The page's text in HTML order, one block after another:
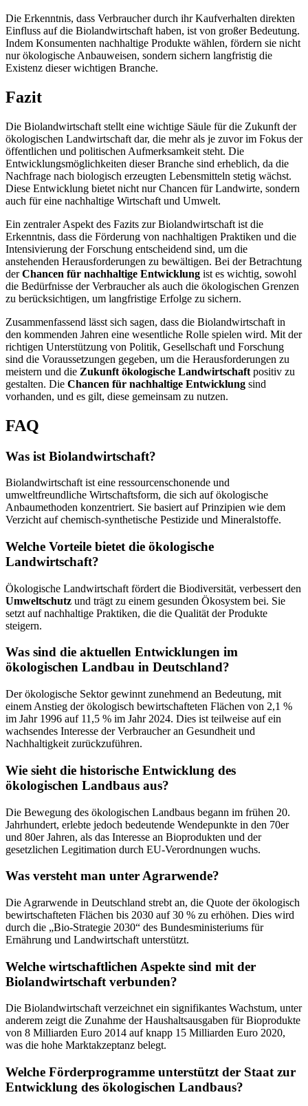
Die Erkenntnis, dass Verbraucher durch ihr Kaufverhalten direkten
Einfluss auf die Biolandwirtschaft haben, ist von großer Bedeutung.
Indem Konsumenten nachhaltige Produkte wählen, fördern sie nicht
nur ökologische Anbauweisen, sondern sichern langfristig die
Existenz dieser wichtigen Branche.
Fazit
Die Biolandwirtschaft stellt eine wichtige Säule für die Zukunft der
ökologischen Landwirtschaft dar, die mehr als je zuvor im Fokus der
öffentlichen und politischen Aufmerksamkeit steht. Die
Entwicklungsmöglichkeiten dieser Branche sind erheblich, da die
Nachfrage nach biologisch erzeugten Lebensmitteln stetig wächst.
Diese Entwicklung bietet nicht nur Chancen für Landwirte, sondern
auch für eine nachhaltige Wirtschaft und Umwelt.
Ein zentraler Aspekt des Fazits zur Biolandwirtschaft ist die
Erkenntnis, dass die Förderung von nachhaltigen Praktiken und die
Intensivierung der Forschung entscheidend sind, um die
anstehenden Herausforderungen zu bewältigen. Bei der Betrachtung
derChancen für nachhaltige Entwicklung ist es wichtig, sowohl
die Bedürfnisse der Verbraucher als auch die ökologischen Grenzen
zu berücksichtigen, um langfristige Erfolge zu sichern.
Zusammenfassend lässt sich sagen, dass die Biolandwirtschaft in
den kommenden Jahren eine wesentliche Rolle spielen wird. Mit der
richtigen Unterstützung von Politik, Gesellschaft und Forschung
sind die Voraussetzungen gegeben, um die Herausforderungen zu
meistern und die Zukunft ökologische Landwirtschaft positiv zu
gestalten. Die Chancen für nachhaltige Entwicklung sind
vorhanden, und es gilt, diese gemeinsam zu nutzen.
FAQ
Was ist Biolandwirtschaft?
Biolandwirtschaft ist eine ressourcenschonende und
umweltfreundliche Wirtschaftsform, die sich auf ökologische
Anbaumethoden konzentriert. Sie basiert auf Prinzipien wie dem
Verzicht auf chemisch-synthetische Pestizide und Mineralstoffe.
Welche Vorteile bietet die ökologische
Landwirtschaft?
Ökologische Landwirtschaft fördert die Biodiversität, verbessert den
Umweltschutz und trägt zu einem gesunden Ökosystem bei. Sie
setzt auf nachhaltige Praktiken, die die Qualität der Produkte
steigern.
Was sind die aktuellen Entwicklungen im
ökologischen Landbau in Deutschland?
Der ökologische Sektor gewinnt zunehmend an Bedeutung, mit
einem Anstieg der ökologisch bewirtschafteten Flächen von 2,1 %
im Jahr 1996 auf 11,5 % im Jahr 2024. Dies ist teilweise auf ein
wachsendes Interesse der Verbraucher an Gesundheit und
Nachhaltigkeit zurückzuführen.
Wie sieht die historische Entwicklung des
ökologischen Landbaus aus?
Die Bewegung des ökologischen Landbaus begann im frühen 20.
Jahrhundert, erlebte jedoch bedeutende Wendepunkte in den 70er
und 80er Jahren, als das Interesse an Bioprodukten und der
gesetzlichen Legitimation durch EU-Verordnungen wuchs.
Was versteht man unter Agrarwende?
Die Agrarwende in Deutschland strebt an, die Quote der ökologisch
bewirtschafteten Flächen bis 2030 auf 30 % zu erhöhen. Dies wird
durch die „Bio-Strategie 2030“ des Bundesministeriums für
Ernährung und Landwirtschaft unterstützt.
Welche wirtschaftlichen Aspekte sind mit der
Biolandwirtschaft verbunden?
Die Biolandwirtschaft verzeichnet ein signifikantes Wachstum, unter
anderem zeigt die Zunahme der Haushaltsausgaben für Bioprodukte
von 8 Milliarden Euro 2014 auf knapp 15 Milliarden Euro 2020,
was die hohe Marktakzeptanz belegt.
Welche Förderprogramme unterstützt der Staat zur
Entwicklung des ökologischen Landbaus?